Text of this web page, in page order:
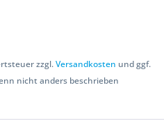
zzgl.Versandkosten und ggf.
nicht anders beschrieben